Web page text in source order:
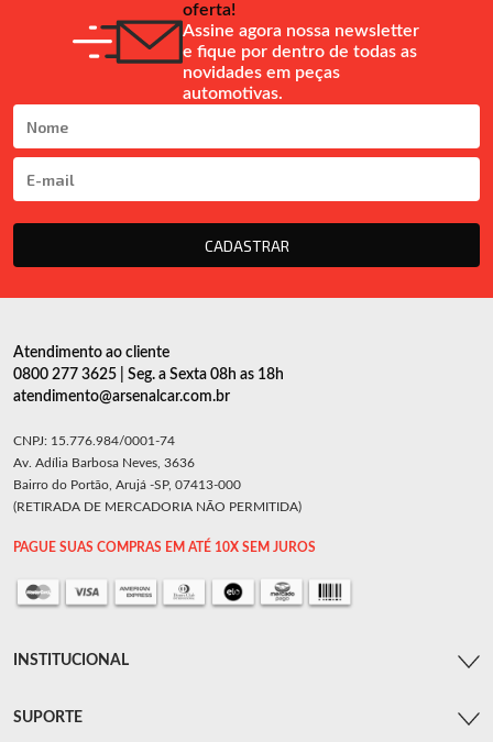
oferta!
Assine agora nossa newsletter
e fique por dentro de todas as
novidades em peças
automotivas.
CADASTRAR
Atendimento ao cliente
0800 277 3625 | Seg. a Sexta 08h as 18h
atendimento@arsenalcar.com.br
CNPJ: 15.776.984/0001-74
Av. Adília Barbosa Neves, 3636
Bairro do Portão, Arujá -SP, 07413-000
(RETIRADA DE MERCADORIA NÃO PERMITIDA)
PAGUE SUAS COMPRAS EM ATÉ 10X SEM JUROS
INSTITUCIONAL
SUPORTE